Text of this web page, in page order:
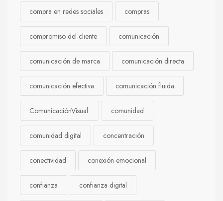
compra en redes sociales compras
compromiso del cliente comunicación
comunicación de marca comunicación directa
comunicación efectiva comunicación fluida
ComunicaciónVisual. comunidad
comunidad digital concentración
conectividad conexión emocional
confianza confianza digital